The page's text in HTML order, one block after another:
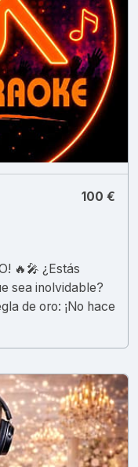
100 €
🔥🎤 ¿Estás
sea inolvidable?
de oro: ¡No hace